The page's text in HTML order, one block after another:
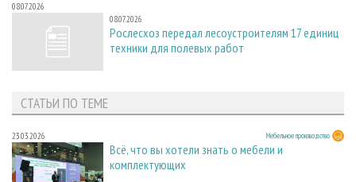
08.07.2026
08.07.2026
Рослесхоз передал лесоустроителям 17 единиц
техники для полевых работ
СТАТЬИ ПО ТЕМЕ
23.03.2026 Мебельное производство
Всё, что вы хотели знать о мебели и
комплектующих